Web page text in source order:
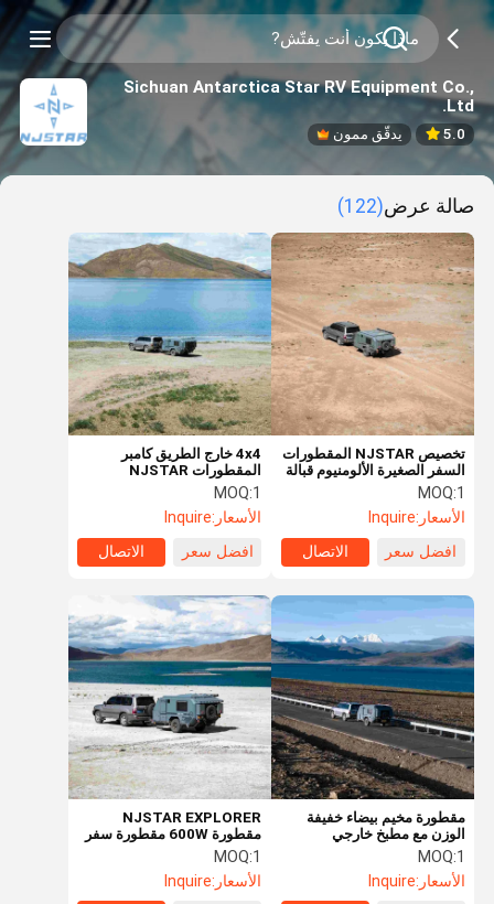
Sichuan Antarctica Star RV Equipment Co.,
Ltd.
5.0 يدقّق ممون
صالة عرض(122)
4x4 خارج الطريق كامبر
المقطورات NJSTAR
كامبرات صغيرة مع الحمامات
MOQ:1
الأسعار:Inquire
افضل سعر
الاتصال
تخصيص NJSTAR المقطورات
السفر الصغيرة الألومنيوم قبالة
الطريق مقطورة كامبر
MOQ:1
الأسعار:Inquire
افضل سعر
الاتصال
NJSTAR EXPLORER
مقطورة 600W مقطورة سفر
شمسية مخصصة
MOQ:1
الأسعار:Inquire
مقطورة مخيم بيضاء خفيفة
الوزن مع مطبخ خارجي
MOQ:1
الأسعار:Inquire